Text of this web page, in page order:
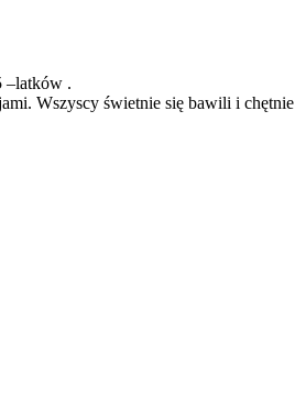
–latków .
Wszyscy świetnie się bawili i chętnie